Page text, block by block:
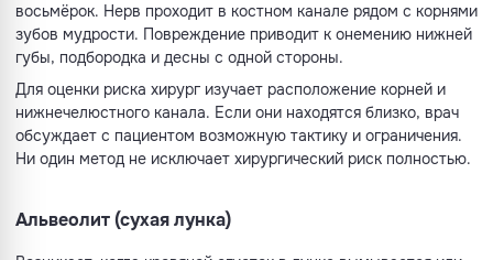
восьмёрок. Нерв проходит в костном канале рядом с корнями
зубов мудрости. Повреждение приводит к онемению нижней
губы, подбородка и десны с одной стороны.
Для оценки риска хирург изучает расположение корней и
нижнечелюстного канала. Если они находятся близко, врач
обсуждает с пациентом возможную тактику и ограничения.
Ни один метод не исключает хирургический риск полностью.
Альвеолит (сухая лунка)